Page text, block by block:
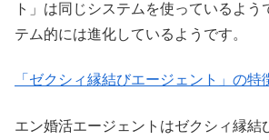
ト」は同じシステムを使っているよう
テム的には進化しているようです。
「ゼクシィ縁結びエージェント」の特
エン婚活エージェントはゼクシィ縁結